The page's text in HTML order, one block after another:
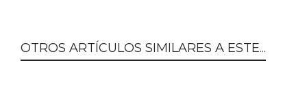
OTROS ARTÍCULOS SIMILARES A ESTE...